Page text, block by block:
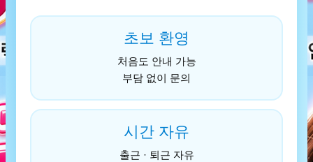
초보 환영
처음도 안내 가능
부담 없이 문의
시간 자유
출근 · 퇴근 자유